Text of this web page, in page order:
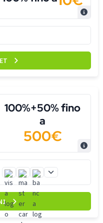
100%+50% fino
a
500€